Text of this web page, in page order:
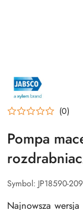
NAZWA
PRODUCENTA:
JABSCO
(0)
Pompa
Symbol: JP18590-
Najnowsza